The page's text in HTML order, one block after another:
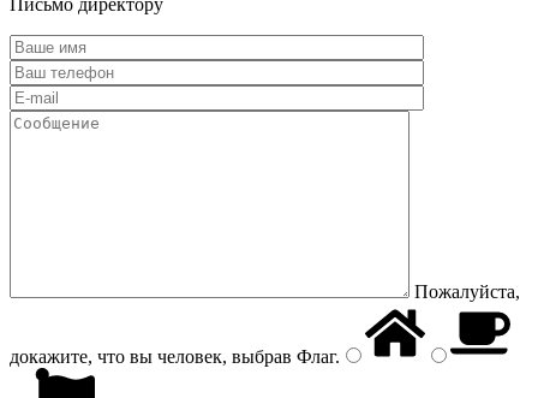
Письмо директору
Пожалуйста,
докажите, что вы человек, выбрав Флаг.